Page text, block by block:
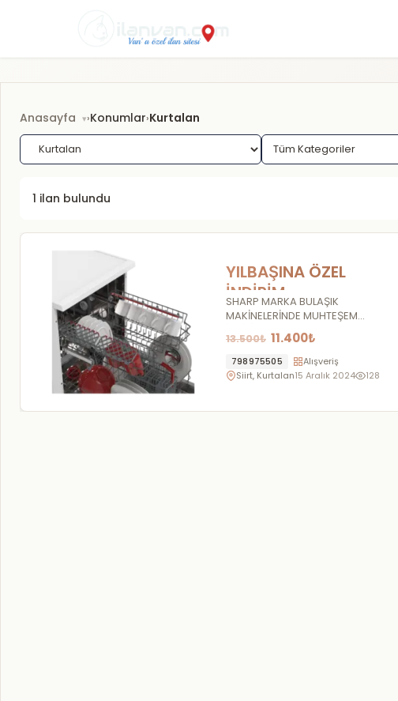
Anasayfa ›Konumlar›Kurtalan
1 ilan bulundu
YILBAŞINA ÖZEL
İNDİRİM
SHARP MARKA BULAŞIK
MAKİNELERİNDE MUHTEŞEM
İNDİRİMLER
13.500₺ 11.400₺
798975505
Alışveriş
Siirt, Kurtalan15 Aralık 2024 128